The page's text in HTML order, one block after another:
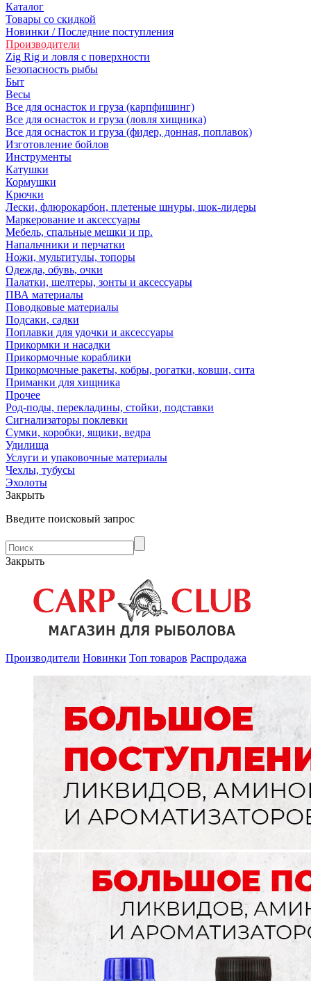
Каталог
Товары со скидкой
Новинки / Последние поступления
Производители
Zig Rig и ловля с поверхности
Безoпасность рыбы
Быт
Весы
Все для оснасток и груза (карпфишинг)
Все для оснасток и груза (ловля хищника)
Все для оснасток и груза (фидер, донная, поплавок)
Изготовление бойлов
Инструменты
Катушки
Кормушки
Крючки
Лески, флюрокарбон, плетеные шнуры, шок-лидеры
Маркерование и аксессуары
Мебель, спальные мешки и пр.
Напальчники и перчатки
Ножи, мультитулы, топоры
Одежда, обувь, очки
Палатки, шелтеры, зонты и аксессуары
ПВА материалы
Поводковые материалы
Подсаки, садки
Поплавки для удочки и аксессуары
Прикормки и насадки
Прикормочные кораблики
Прикормочные ракеты, кобры, рогатки, ковши, сита
Приманки для хищника
Прочее
Род-поды, перекладины, стойки, подставки
Сигнализаторы поклевки
Сумки, коробки, ящики, ведра
Удилища
Услуги и упаковочные материалы
Чехлы, тубусы
Эхолоты
Закрыть
Введите поисковый запрос
Закрыть
Производители Новинки Топ товаров Распродажа